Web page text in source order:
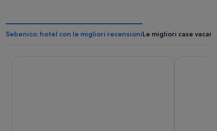
Sebenico: hotel con le migliori recensioniLe migliori case